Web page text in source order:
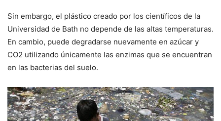
Sin embargo, el plástico creado por los científicos de la
Universidad de Bath no depende de las altas temperaturas.
En cambio, puede degradarse nuevamente en azúcar y
CO2 utilizando únicamente las enzimas que se encuentran
en las bacterias del suelo.